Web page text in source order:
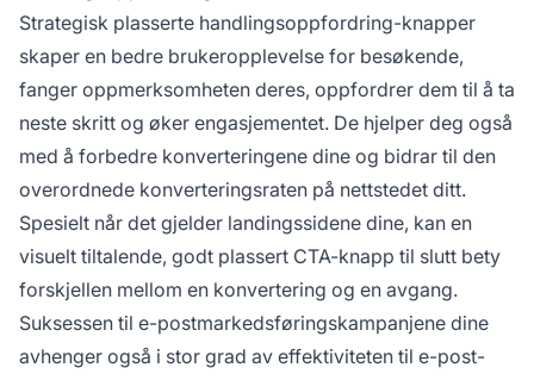
Strategisk plasserte handlingsoppfordring-knapper
skaper en bedre brukeropplevelse for besøkende,
fanger oppmerksomheten deres, oppfordrer dem til å ta
neste skritt og øker engasjementet. De hjelper deg også
med å forbedre konverteringene dine og bidrar til den
overordnede konverteringsraten på nettstedet ditt.
Spesielt når det gjelder landingssidene dine, kan en
visuelt tiltalende, godt plassert CTA-knapp til slutt bety
forskjellen mellom en konvertering og en avgang.
Suksessen til e-postmarkedsføringskampanjene dine
avhenger også i stor grad av effektiviteten til e-post-